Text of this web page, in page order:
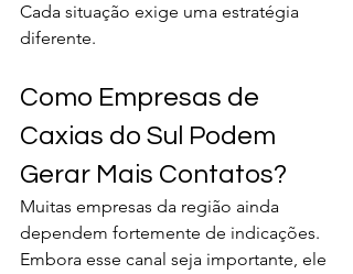
Cada situação exige uma estratégia
diferente.
Como Empresas de
Caxias do Sul Podem
Gerar Mais Contatos?
Muitas empresas da região ainda
dependem fortemente de indicações.
Embora esse canal seja importante, ele